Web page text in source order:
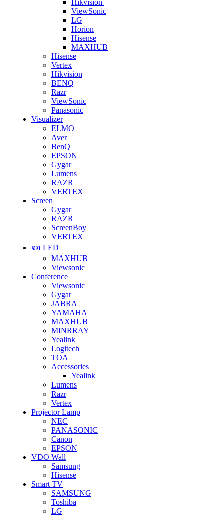
Hikvision
ViewSonic
LG
Horion
Hisense
MAXHUB
Hisense
Vertex
Hikvision
BENQ
Razr
ViewSonic
Panasonic
Visualizer
ELMO
Aver
BenQ
EPSON
Gygar
Lumens
RAZR
VERTEX
Screen
Gygar
RAZR
ScreenBoy
VERTEX
จอ LED
MAXHUB
Viewsonic
Conference
Viewsonic
Gygar
JABRA
YAMAHA
MAXHUB
MINRRAY
Yealink
Logitech
TOA
Accessories
Yealink
Lumens
Razr
Vertex
Projector Lamp
NEC
PANASONIC
Canon
EPSON
VDO Wall
Samsung
Hisense
Smart TV
SAMSUNG
Toshiba
LG